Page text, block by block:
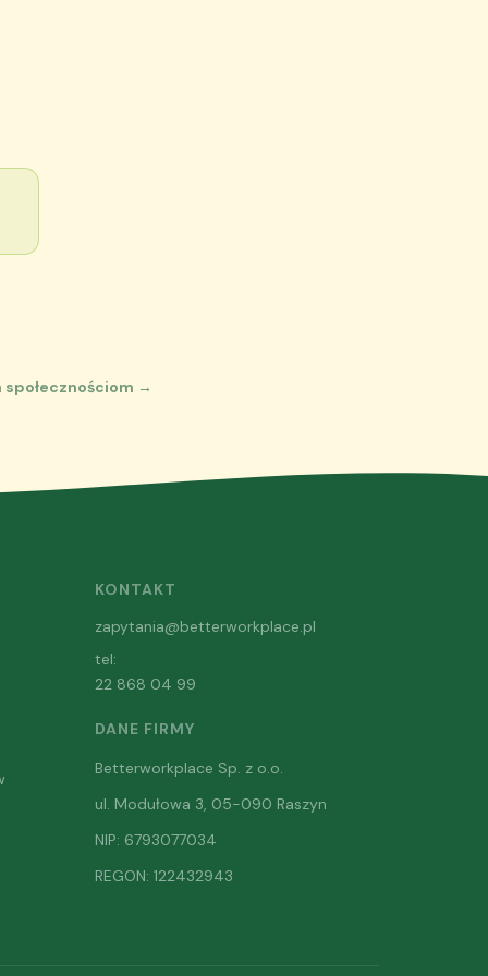
społecznościom →
KONTAKT
zapytania@betterworkplace.pl
tel:
22 868 04 99
DANE FIRMY
Betterworkplace Sp. z o.o.
ul. Modułowa 3, 05-090 Raszyn
NIP: 6793077034
REGON: 122432943